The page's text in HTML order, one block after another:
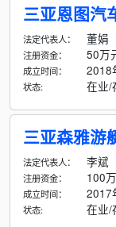
三亚恩图汽
法定代表人： 董娟
注册资金： 50万
成立时间： 2018
状态: 在业/
三亚森雅游
法定代表人： 李斌
注册资金： 100
成立时间： 2017
状态: 在业/